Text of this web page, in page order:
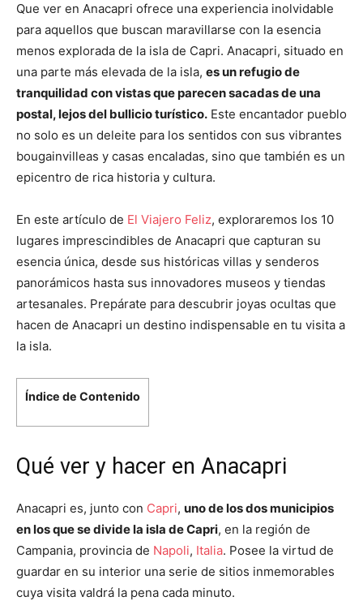
Que ver en Anacapri ofrece una experiencia inolvidable
para aquellos que buscan maravillarse con la esencia
menos explorada de la isla de Capri. Anacapri, situado en
una parte más elevada de la isla, es un refugio de
tranquilidad con vistas que parecen sacadas de una
postal, lejos del bullicio turístico. Este encantador pueblo
no solo es un deleite para los sentidos con sus vibrantes
bougainvilleas y casas encaladas, sino que también es un
epicentro de rica historia y cultura.
En este artículo de El Viajero Feliz, exploraremos los 10
lugares imprescindibles de Anacapri que capturan su
esencia única, desde sus históricas villas y senderos
panorámicos hasta sus innovadores museos y tiendas
artesanales. Prepárate para descubrir joyas ocultas que
hacen de Anacapri un destino indispensable en tu visita a
la isla.
Índice de Contenido
Qué ver y hacer en Anacapri
Anacapri es, junto con Capri, uno de los dos municipios
en los que se divide la isla de Capri, en la región de
Campania, provincia de Napoli, Italia. Posee la virtud de
guardar en su interior una serie de sitios inmemorables
cuya visita valdrá la pena cada minuto.